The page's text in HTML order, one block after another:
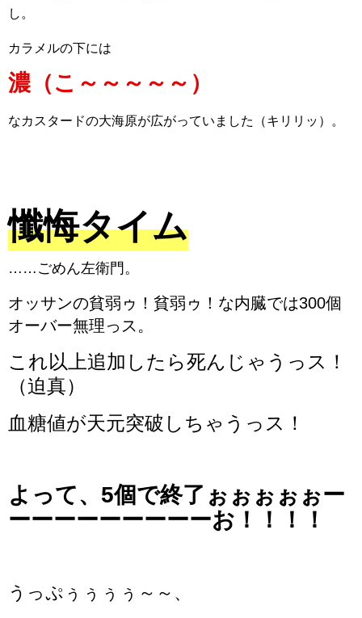
し。
カラメルの下には
濃（こ～～～～～）
なカスタードの大海原が広がっていました（キリリッ）。
懺悔タイム
……ごめん左衛門。
オッサンの貧弱ゥ！貧弱ゥ！な内臓では300個
オーバー無理っス。
これ以上追加したら死んじゃうっス！
（迫真）
血糖値が天元突破しちゃうっス！
よって、5個で終了ぉぉぉぉぉー
ーーーーーーーーーお！！！！
うっぷぅぅぅぅ～～、